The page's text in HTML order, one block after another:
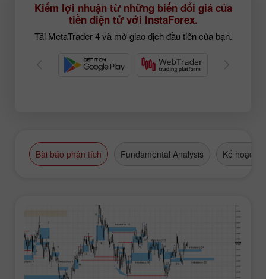
Kiếm lợi nhuận từ những biến đổi giá của
tiền điện tử với InstaForex.
Tải MetaTrader 4 và mở giao dịch đầu tiên của bạn.
Bài báo phân tích Fundamental Analysis Kế hoạch